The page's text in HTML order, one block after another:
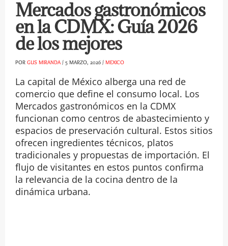
Mercados gastronómicos
en la CDMX: Guía 2026
de los mejores
POR GUS MIRANDA / 5 MARZO, 2026 / MEXICO
La capital de México alberga una red de
comercio que define el consumo local. Los
Mercados gastronómicos en la CDMX
funcionan como centros de abastecimiento y
espacios de preservación cultural. Estos sitios
ofrecen ingredientes técnicos, platos
tradicionales y propuestas de importación. El
flujo de visitantes en estos puntos confirma
la relevancia de la cocina dentro de la
dinámica urbana.